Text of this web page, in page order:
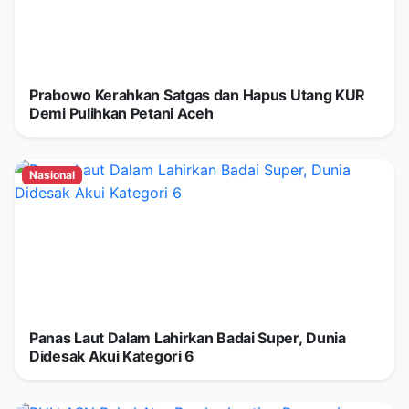
Prabowo Kerahkan Satgas dan Hapus Utang KUR
Demi Pulihkan Petani Aceh
Nasional
Panas Laut Dalam Lahirkan Badai Super, Dunia
Didesak Akui Kategori 6